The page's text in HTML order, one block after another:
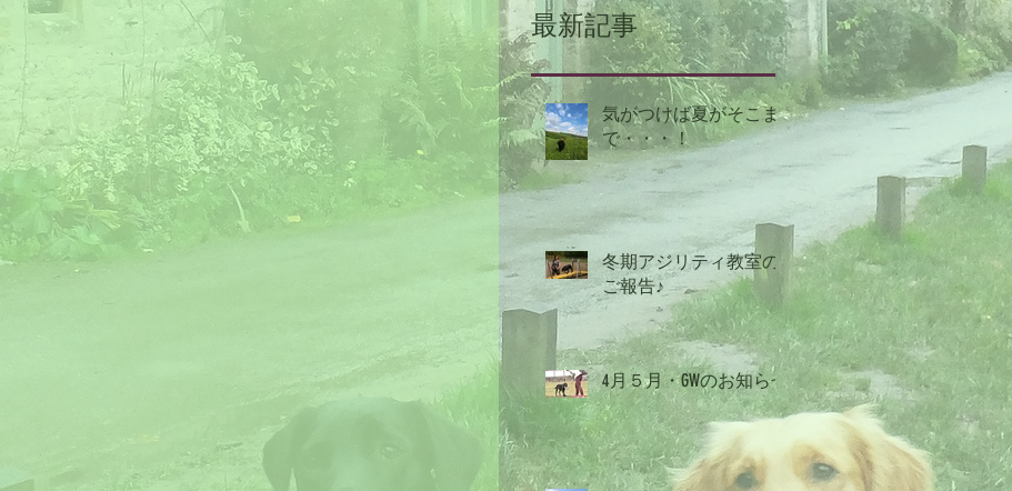
最新記事
気がつけば夏がそこま
で・・・！
冬期アジリティ教室の
ご報告♪
4月５月・GWのお知らせ